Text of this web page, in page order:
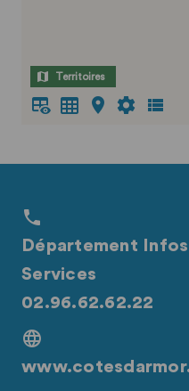
Territoires
Département Infos
Services
02.96.62.62.22